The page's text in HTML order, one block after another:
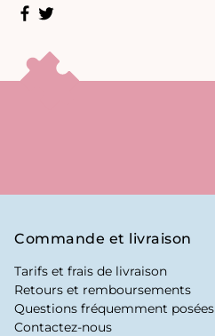
Commande et livraison
Tarifs et frais de livraison
Retours et remboursements
Questions fréquemment posées
Contactez-nous